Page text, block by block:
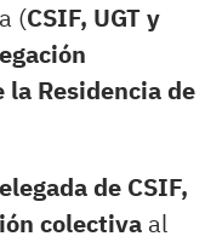
(CSIF, UGT y
Residencia de
de CSIF,
colectiva al